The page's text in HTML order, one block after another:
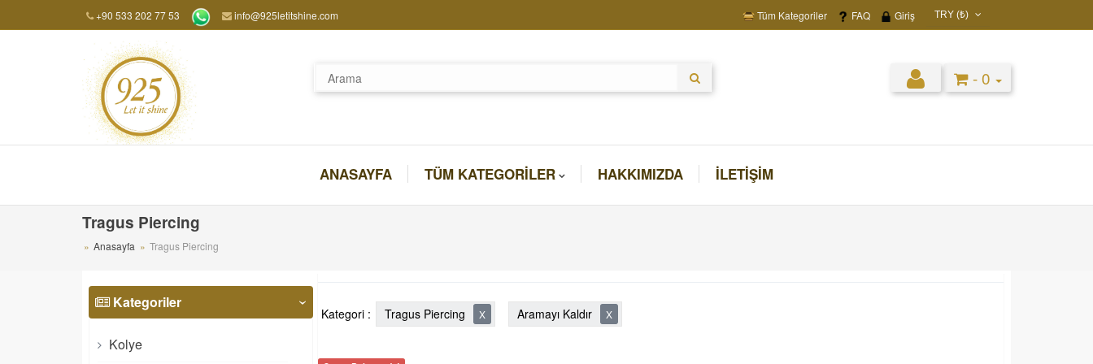
+90 533 202 77 53 info@925letitshine.com TRY (₺)
TRY (₺)
Tüm Kategoriler FAQ Giriş
- 0
ANASAYFA TÜM KATEGORILER HAKKIMIZDA İLETIŞIM
Tragus Piercing
Anasayfa Tragus Piercing
Kategoriler ‹
Kolye
Kategori : Tragus Piercing X Aramayı Kaldır X